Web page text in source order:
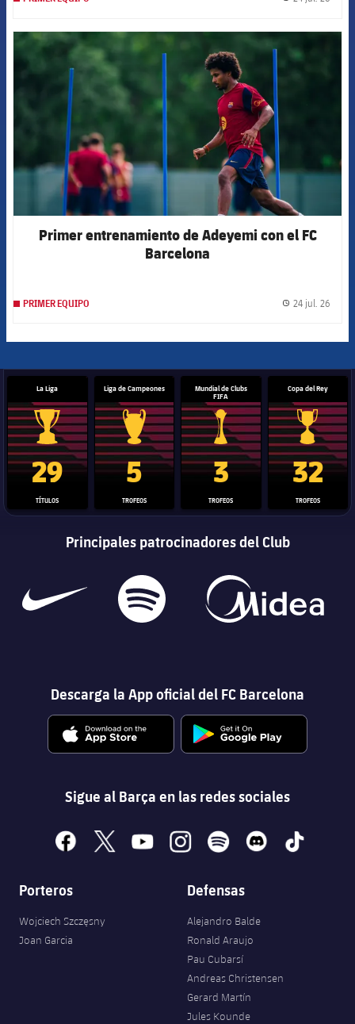
FCB Barcelona badge
Primer entrenamiento de Adeyemi con el FC
Barcelona
PRIMER EQUIPO 24 jul. 26
La Liga
Trofeo de La Liga
29
TÍTULOS
Liga de Campeones
Trofeo de la Liga de Campeones
5
TROFEOS
Mundial de Clubs
FIFA
Trofeo del Mundial de
3
TROFEOS
Copa del Rey
Copa del
32
TROFEOS
Principales patrocinadores del Club
Descarga la App oficial del FC Barcelona
Sigue al Barça en las redes sociales
facebook
x youtubeinstagramspotify discord tiktok
Porteros
Wojciech Szczęsny
Joan Garcia
Defensas
Alejandro Balde
Ronald Araujo
Pau Cubarsí
Andreas Christensen
Gerard Martín
Jules Kounde